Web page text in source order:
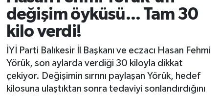
değişim öyküsü... Tam 30
kilo verdi!
İYİ Parti Balıkesir İl Başkanı ve eczacı Hasan Fehmi
Yörük, son aylarda verdiği 30 kiloyla dikkat
çekiyor. Değişimin sırrını paylaşan Yörük, hedef
kilosuna ulaştıktan sonra tedaviyi sonlandırdığını
Bandırma
Bigadiç
BİYOGRAFİLER
Burhaniye
Balıkesir Trafik Yoğunluk Haritası
Süper Lig Puan Durumu ve Fikstür
Tüm Manşetler
Son Dakika Haberleri